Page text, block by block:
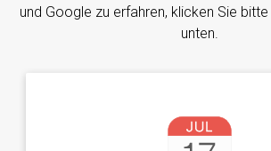
und Google zu erfahren, klicken Sie
unten.